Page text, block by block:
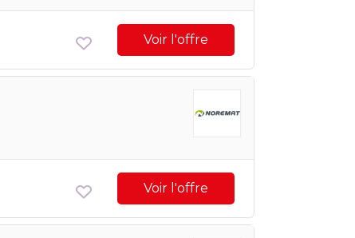
Voir l'offre
Voir l'offre